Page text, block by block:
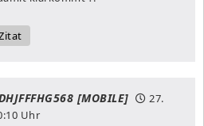
[MOBILE]
27.
Uhr